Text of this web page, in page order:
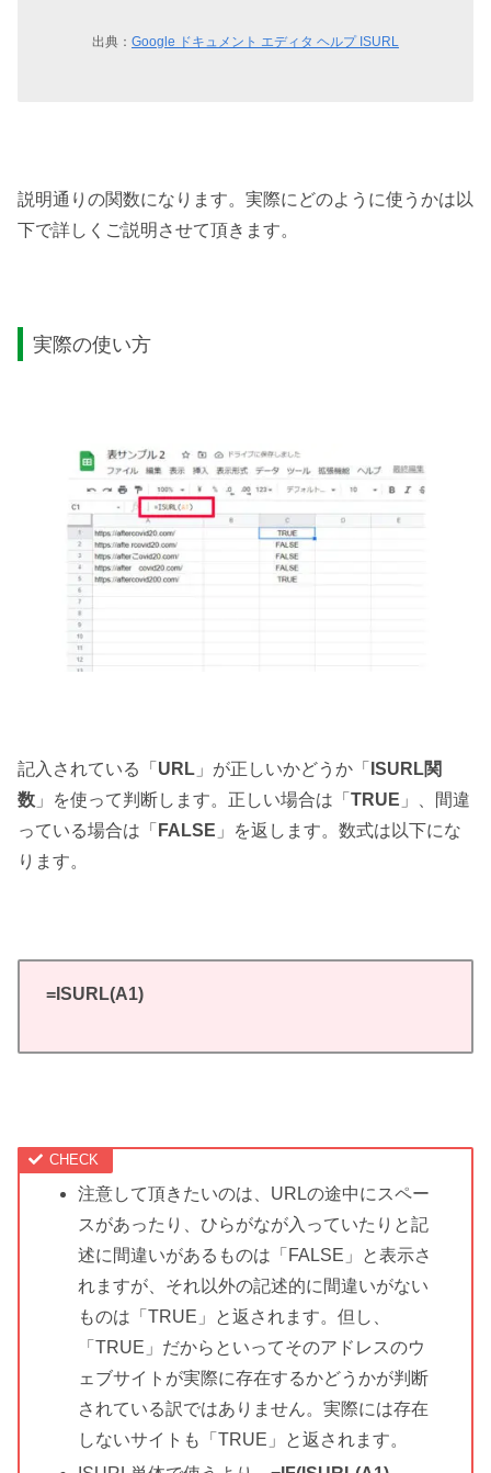
出典： Google ドキュメント エディタ ヘルプ ISURL
説明通りの関数になります。実際にどのように使うかは以
下で詳しくご説明させて頂きます。
実際の使い方
記入されている「 URL 」が正しいかどうか「 ISURL関
数 」を使って判断します。正しい場合は「 TRUE 」、間違
っている場合は「 FALSE 」を返します。数式は以下にな
ります。
=ISURL(A1)
注意して頂きたいのは、URLの途中にスペー
スがあったり、ひらがなが入っていたりと記
述に間違いがあるものは「FALSE」と表示さ
れますが、それ以外の記述的に間違いがない
ものは「TRUE」と返されます。但し、
「TRUE」だからといってそのアドレスのウ
ェブサイトが実際に存在するかどうかが判断
されている訳ではありません。実際には存在
しないサイトも「TRUE」と返されます。